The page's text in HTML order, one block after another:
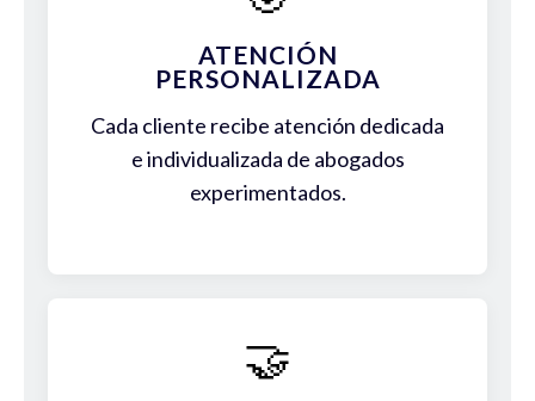
ATENCIÓN
PERSONALIZADA
Cada cliente recibe atención dedicada
e individualizada de abogados
experimentados.
🤝